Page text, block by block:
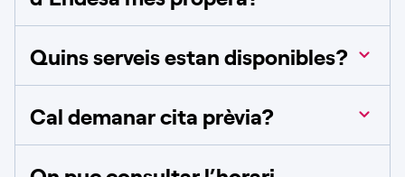
Quins serveis estan disponibles?
Cal demanar cita prèvia?